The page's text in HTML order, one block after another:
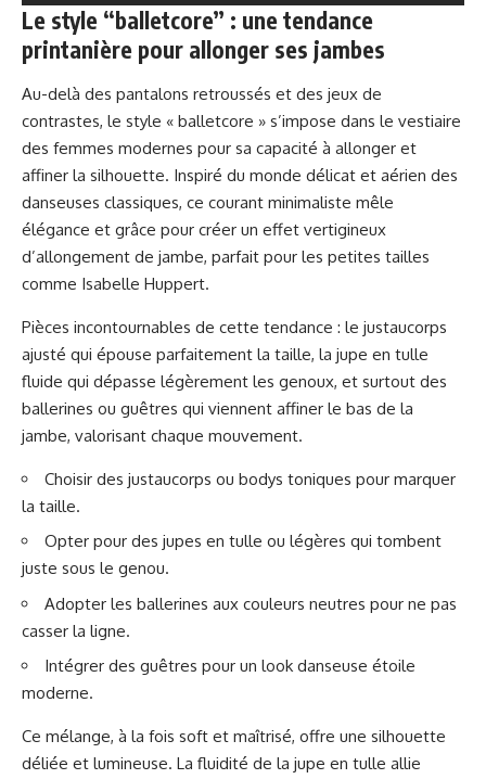
Le style “balletcore” : une tendance
printanière pour allonger ses jambes
Au-delà des pantalons retroussés et des jeux de
contrastes, le style « balletcore » s’impose dans le vestiaire
des femmes modernes pour sa capacité à allonger et
affiner la silhouette. Inspiré du monde délicat et aérien des
danseuses classiques, ce courant minimaliste mêle
élégance et grâce pour créer un effet vertigineux
d’allongement de jambe, parfait pour les petites tailles
comme Isabelle Huppert.
Pièces incontournables de cette tendance : le justaucorps
ajusté qui épouse parfaitement la taille, la jupe en tulle
fluide qui dépasse légèrement les genoux, et surtout des
ballerines ou guêtres qui viennent affiner le bas de la
jambe, valorisant chaque mouvement.
Choisir des justaucorps ou bodys toniques pour marquer
la taille.
Opter pour des jupes en tulle ou légères qui tombent
juste sous le genou.
Adopter les ballerines aux couleurs neutres pour ne pas
casser la ligne.
Intégrer des guêtres pour un look danseuse étoile
moderne.
Ce mélange, à la fois soft et maîtrisé, offre une silhouette
déliée et lumineuse. La fluidité de la jupe en tulle allie